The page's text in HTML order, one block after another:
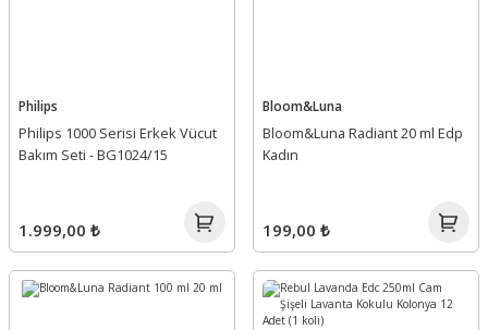
Philips
Philips 1000 Serisi Erkek Vücut
Bakım Seti - BG1024/15
1.999,00 ₺
Bloom&Luna
Bloom&Luna Radiant 20 ml Edp
Kadın
199,00 ₺